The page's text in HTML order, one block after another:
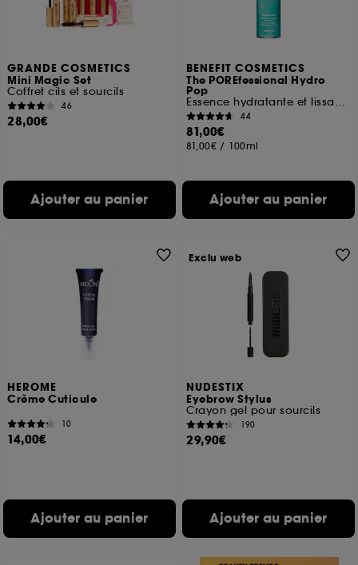
GRANDE COSMETICS
Mini Magic Set
Coffret cils et sourcils
46
28,00€
Ajouter au panier
BENEFIT COSMETICS
The POREfessional Hydro
Pop
Essence hydratante et lissante pour les pores
44
81,00€
81,00€ / 100ml
Ajouter au panier
HEROME
Crème Cuticule
10
14,00€
Ajouter au panier
NUDESTIX
Eyebrow Stylus
Crayon gel pour sourcils
190
29,90€
Ajouter au panier
Exclu web